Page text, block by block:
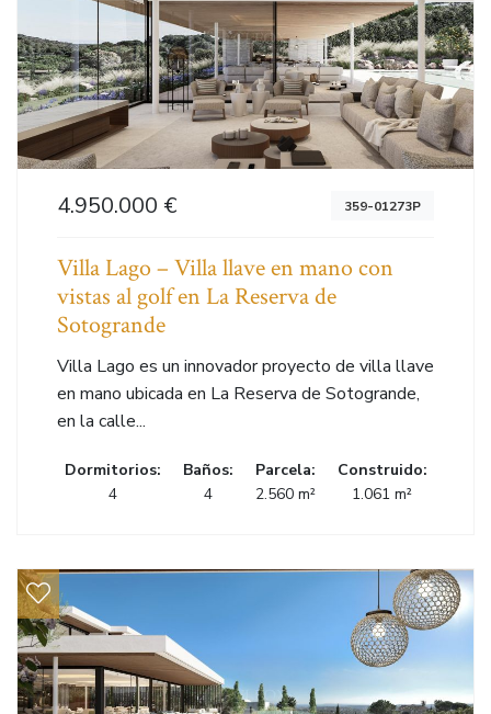
4.950.000 € 359-01273P
Villa Lago – Villa llave en mano con
vistas al golf en La Reserva de
Sotogrande
Villa Lago es un innovador proyecto de villa llave
en mano ubicada en La Reserva de Sotogrande,
en la calle...
Dormitorios:
4
Baños:
4
Parcela:
2.560 m²
Construido:
1.061 m²